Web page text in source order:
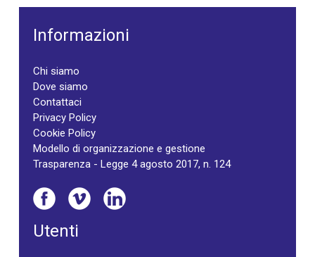
Informazioni
Chi siamo
Dove siamo
Contattaci
Privacy Policy
Cookie Policy
Modello di organizzazione e gestione
Trasparenza - Legge 4 agosto 2017, n. 124
Utenti